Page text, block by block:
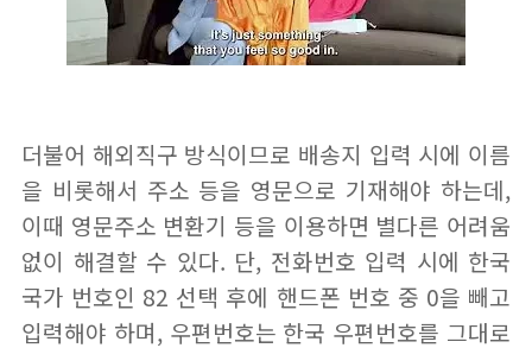
더불어 해외직구 방식이므로 배송지 입력 시에 이름
을 비롯해서 주소 등을 영문으로 기재해야 하는데,
이때 영문주소 변환기 등을 이용하면 별다른 어려움
없이 해결할 수 있다. 단, 전화번호 입력 시에 한국
국가 번호인 82 선택 후에 핸드폰 번호 중 0을 빼고
입력해야 하며, 우편번호는 한국 우편번호를 그대로